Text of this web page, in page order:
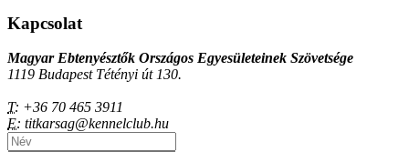
Kapcsolat
Magyar Ebtenyésztők Országos Egyesületeinek Szövetsége
1119 Budapest Tétényi út 130.
T: +36 70 465 3911
E: titkarsag@kennelclub.hu